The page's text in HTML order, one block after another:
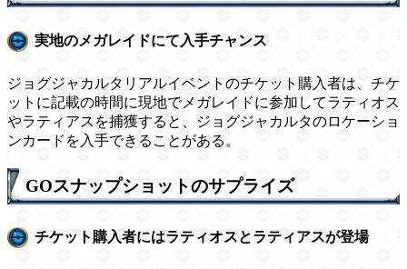
実地のメガレイドにて入手チャンス
ジョグジャカルタリアルイベントのチケット購入者は、チケ
ットに記載の時間に現地でメガレイドに参加してラティオス
やラティアスを捕獲すると、ジョグジャカルタのロケーショ
ンカードを入手できることがある。
GOスナップショットのサプライズ
チケット購入者にはラティオスとラティアスが登場